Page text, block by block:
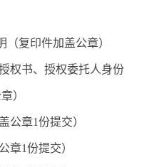
（复印件加盖公章）
权书、授权委托人身份
）
公章1份提交）
章1份提交）